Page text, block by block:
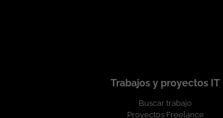
Trabajos y proyectos IT
Buscar trabajo
Proyectos Freelance